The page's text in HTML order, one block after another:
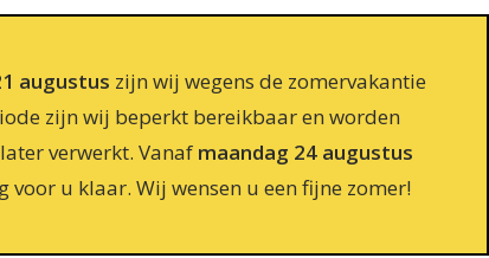
augustus zijn wij wegens de zomervakantie
zijn wij beperkt bereikbaar en worden
verwerkt. Vanaf maandag 24 augustus
voor u klaar. Wij wensen u een fijne zomer!